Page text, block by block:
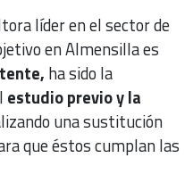
líder en el sector de
en Almensilla es
ha sido la
estudio previo y la
una sustitución
que éstos cumplan las